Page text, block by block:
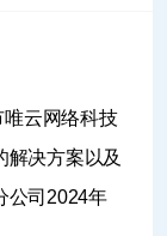
云网络科技
解决方案以及
公司2024年